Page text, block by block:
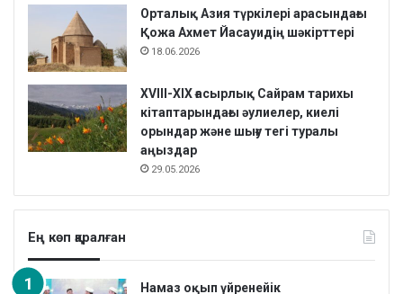
Орталық Азия түркілері арасындағы
Қожа Ахмет Йасауидің шәкірттері
18.06.2026
XVIII-XIX ғасырлық Сайрам тарихы
кітаптарындағы әулиелер, киелі
орындар және шығу тегі туралы
аңыздар
29.05.2026
Ең көп қаралған
Намаз оқып үйренейік